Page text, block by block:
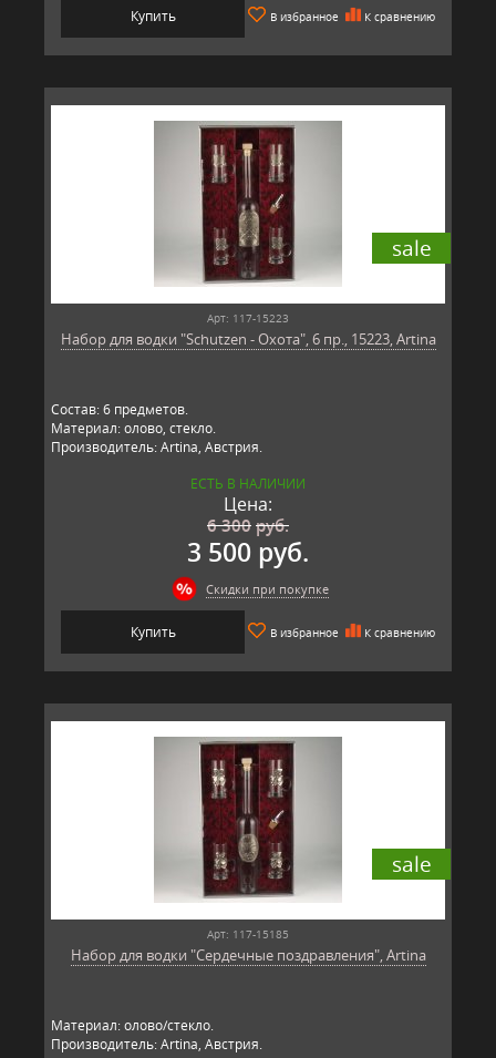
Купить В избранное К сравнению
sale
Арт: 117-15223
Набор для водки "Schutzen - Охота", 6 пр., 15223, Artina
Состав: 6 предметов.
Материал: олово, стекло.
Производитель: Artina, Австрия.
ЕСТЬ В НАЛИЧИИ
Цена:
6 300руб.
3 500 руб.
Скидки при покупке
Купить В избранное К сравнению
sale
Арт: 117-15185
Набор для водки "Сердечные поздравления", Artina
Материал: олово/стекло.
Производитель: Artina, Австрия.